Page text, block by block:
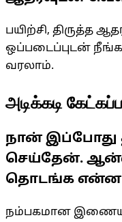
பயிற்சி, திருத்த
ஒப்படைப்புடன்
வரலாம்.
அடிக்கடி
நான் இப்போது
செய்தேன்.
தொடங்க என்ன
நம்பகமான